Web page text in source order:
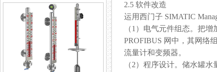
2.5 软件改造
运用西门子 SIMATIC
（1）电气元件组态。
PROFIBUS 网中，其网
流量计和变频器。
（2）程序设计。储水罐